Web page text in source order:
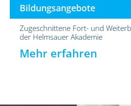
Bildungsangebote
Zugeschnittene Fort- und
der Helmsauer Akademie
Mehr erfahren